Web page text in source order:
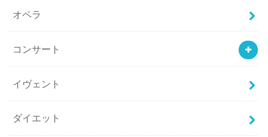
オペラ
コンサート
イヴェント
ダイエット